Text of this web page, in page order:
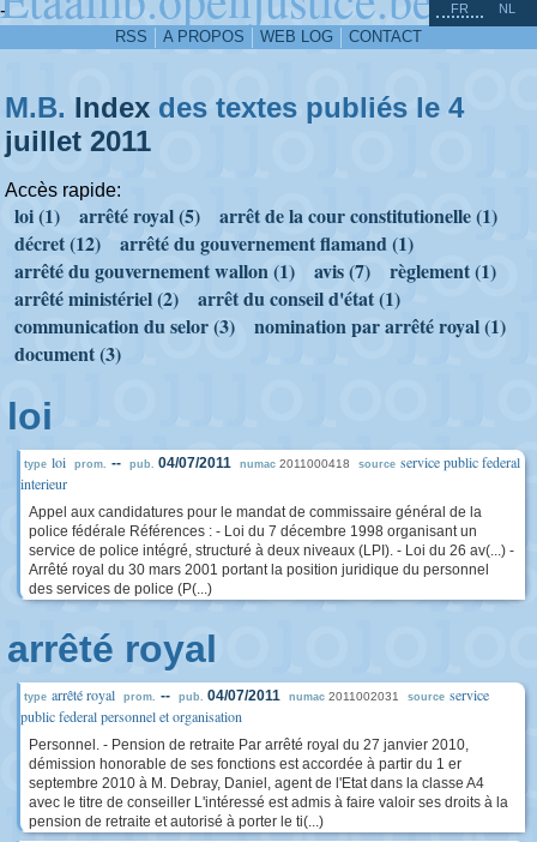
-
RSS A PROPOS WEB LOG CONTACT
FR NL
M.B. Index des textes publiés le 4
juillet 2011
Accès rapide:
loi (1) arrêté royal (5)
arrêt de la cour constitutionelle (1)
décret (12)
arrêté du gouvernement flamand (1)
arrêté du gouvernement wallon (1)
avis (7)
règlement (1)
arrêté ministériel (2)
arrêt du conseil d'état (1)
communication du selor (3)
nomination par arrêté royal (1)
document (3)
loi
type loi prom. -- pub. 04/07/2011 numac 2011000418 source service public federal
interieur
Appel aux candidatures pour le mandat de commissaire général de la
police fédérale Références : - Loi du 7 décembre 1998 organisant un
service de police intégré, structuré à deux niveaux (LPI). - Loi du 26 av(...) -
Arrêté royal du 30 mars 2001 portant la position juridique du personnel
des services de police (P(...)
arrêté royal
type arrêté royal prom. -- pub. 04/07/2011 numac 2011002031 source service
public federal personnel et organisation
Personnel. - Pension de retraite Par arrêté royal du 27 janvier 2010,
démission honorable de ses fonctions est accordée à partir du 1 er
septembre 2010 à M. Debray, Daniel, agent de l'Etat dans la classe A4
avec le titre de conseiller L'intéressé est admis à faire valoir ses droits à la
pension de retraite et autorisé à porter le ti(...)
^